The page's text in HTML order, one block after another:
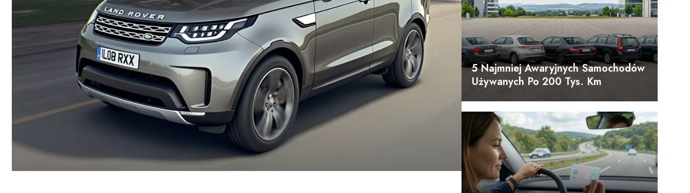
5 Najmniej Awaryjnych Samochodów
Używanych Po 200 Tys. Km